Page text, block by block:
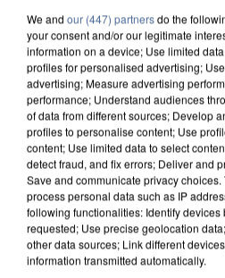
We and our (447) partnersdo the
your consent and/or our legitimate
information on a device; Use limited
profiles for personalised advertising;
advertising; Measure advertising
performance; Understand audiences
of data from different sources; Develop
profiles to personalise content; Use
content; Use limited data to select
detect fraud, and fix errors; Deliver and
Save and communicate privacy
process personal data such as IP
following functionalities: Identify
requested; Use precise geolocation
other data sources; Link different
information transmitted automatically.